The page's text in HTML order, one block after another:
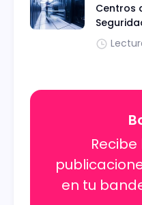
Centros
en tu